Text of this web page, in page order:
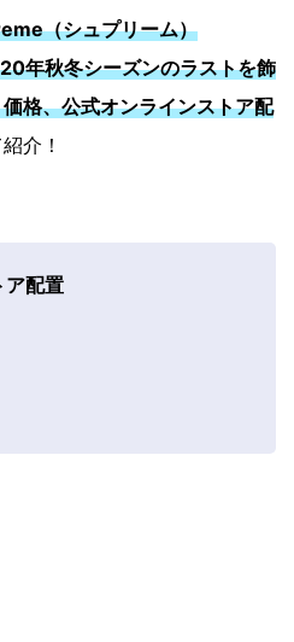
（シュプリーム）
秋冬シーズンのラストを飾
格、公式オンラインストア配
介！
ア配置